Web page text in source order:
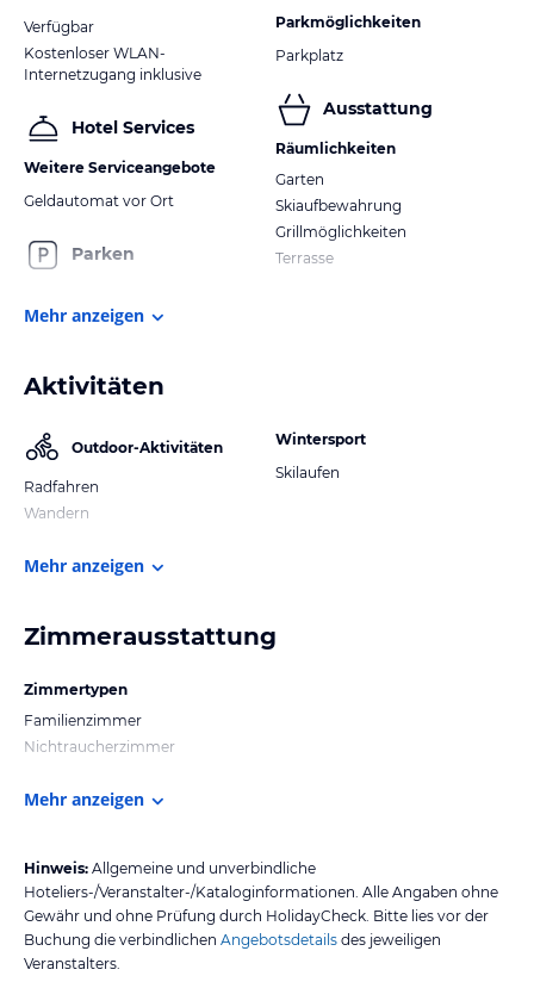
Verfügbar
Kostenloser WLAN-
Internetzugang inklusive
Hotel Services
Weitere Serviceangebote
Geldautomat vor Ort
Parken
Parkmöglichkeiten
Parkplatz
Ausstattung
Räumlichkeiten
Garten
Skiaufbewahrung
Grillmöglichkeiten
Terrasse
Mehr anzeigen
Aktivitäten
Outdoor-Aktivitäten
Radfahren
Wandern
Wintersport
Skilaufen
Mehr anzeigen
Zimmerausstattung
Zimmertypen
Familienzimmer
Nichtraucherzimmer
Mehr anzeigen
Hinweis: Allgemeine und unverbindliche
Hoteliers-/Veranstalter-/Kataloginformationen. Alle Angaben ohne
Gewähr und ohne Prüfung durch HolidayCheck. Bitte lies vor der
Buchung die verbindlichen Angebotsdetails des jeweiligen
Veranstalters.